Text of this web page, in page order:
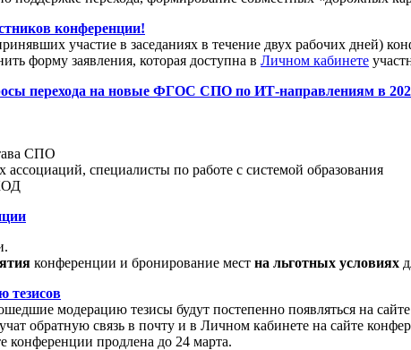
конференции!
участие в заседаниях в течение двух рабочих дней)
форму заявления, которая доступна в Личном кабинете
перехода на новые ФГОС СПО по ИТ-направлениям в
СПО
специалисты по работе с системой образования
конференции и бронирование мест на льготных условиях
тезисов
модерацию тезисы будут постепенно появляться на
обратную связь в почту и в Личном кабинете на сайте
конференции продлена до 24 марта.